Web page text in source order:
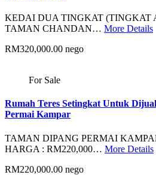
KEDAI DUA TINGKAT (TINGKAT
TAMAN CHANDAN… More Details
RM320,000.00 nego
For Sale
Rumah Teres Setingkat Untuk
Permai Kampar
TAMAN DIPANG PERMAI
HARGA : RM220,000… More Details
RM220,000.00 nego